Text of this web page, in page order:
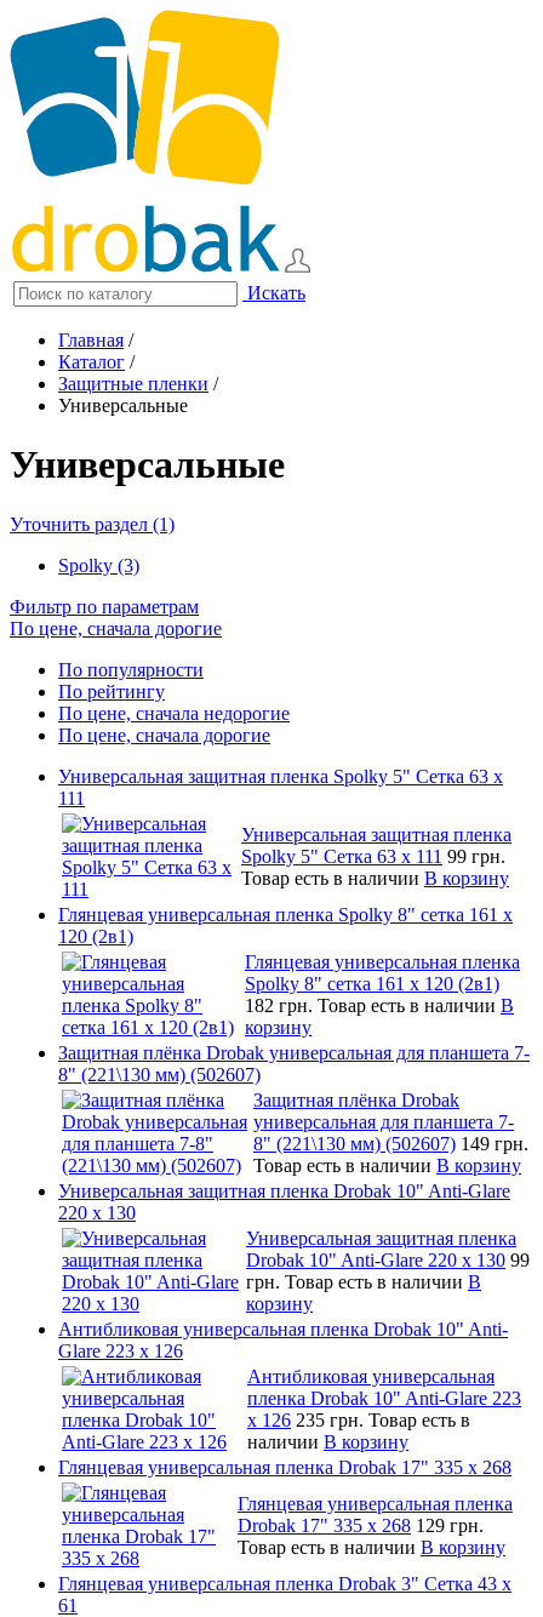
Искать
Главная /
Каталог /
Защитные пленки /
Универсальные
Универсальные
Уточнить раздел (1)
Spolky (3)
Фильтр по параметрам
По цене, сначала дорогие
По популярности
По рейтингу
По цене, сначала недорогие
По цене, сначала дорогие
Универсальная защитная пленка Spolky 5" Сетка 63 x
111
Универсальная защитная пленка
Spolky 5" Сетка 63 x 111 99 грн.
Товар есть в наличии В корзину
Глянцевая универсальная пленка Spolky 8" сетка 161 х
120 (2в1)
Глянцевая универсальная пленка
Spolky 8" сетка 161 х 120 (2в1)
182 грн. Товар есть в наличии В
корзину
Защитная плёнка Drobak универсальная для планшета 7-
8" (221\130 мм) (502607)
Защитная плёнка Drobak
универсальная для планшета 7-
8" (221\130 мм) (502607) 149 грн.
Товар есть в наличии В корзину
Универсальная защитная пленка Drobak 10" Anti-Glare
220 x 130
Универсальная защитная пленка
Drobak 10" Anti-Glare 220 x 130 99
грн. Товар есть в наличии В
корзину
Антибликовая универсальная пленка Drobak 10" Anti-
Glare 223 x 126
Антибликовая универсальная
пленка Drobak 10" Anti-Glare 223
x 126 235 грн. Товар есть в
наличии В корзину
Глянцевая универсальная пленка Drobak 17" 335 х 268
Глянцевая универсальная пленка
Drobak 17" 335 х 268 129 грн.
Товар есть в наличии В корзину
Глянцевая универсальная пленка Drobak 3" Сетка 43 x
61